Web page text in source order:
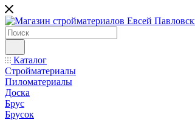
Каталог
Стройматериалы
Пиломатериалы
Доска
Брус
Брусок